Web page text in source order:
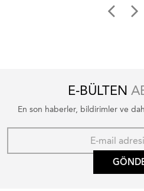
E-BÜLTEN
En son haberler, bildirimler ve